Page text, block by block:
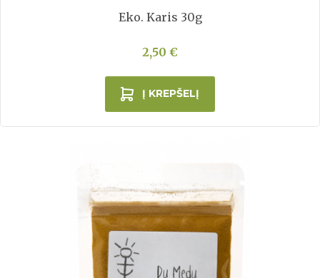
Eko. Karis 30g
2,50 €
Į KREPŠELĮ